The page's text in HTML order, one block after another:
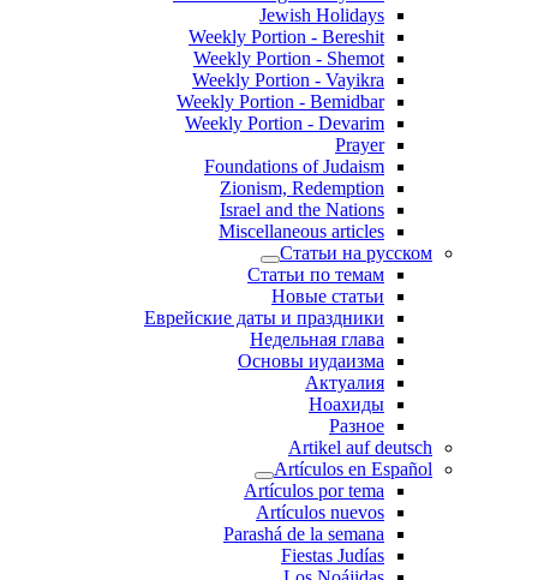
Jewish Holidays
Weekly Portion - Bereshit
Weekly Portion - Shemot
Weekly Portion - Vayikra
Weekly Portion - Bemidbar
Weekly Portion - Devarim
Prayer
Foundations of Judaism
Zionism, Redemption
Israel and the Nations
Miscellaneous articles
Статьи на русском
Статьи по темам
Новые статьи
Еврейские даты и праздники
Недельная глава
Основы иудаизма
Актуалия
Ноахиды
Разное
Artikel auf deutsch
Artículos en Español
Artículos por tema
Artículos nuevos
Parashá de la semana
Fiestas Judías